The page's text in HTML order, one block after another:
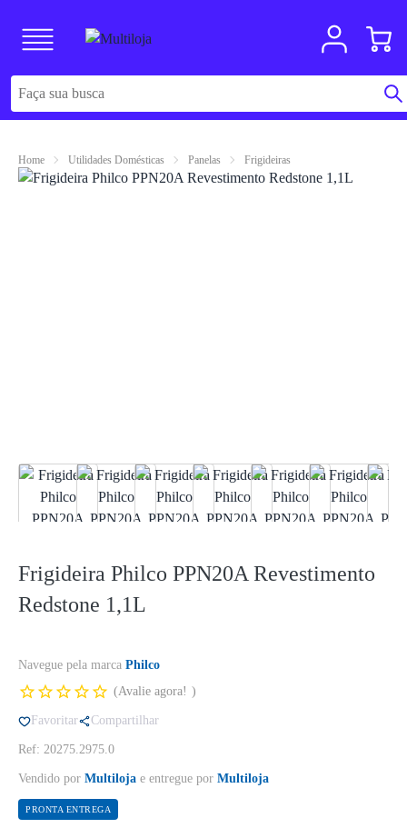
Home Utilidades Domésticas Panelas Frigideiras
Frigideira Philco PPN20A Revestimento
Redstone 1,1L
Navegue pela marca Philco
Avalie agora!
Favoritar Compartilhar
Ref: 20275.2975.0
Vendido por Multiloja e entregue por Multiloja
PRONTA ENTREGA